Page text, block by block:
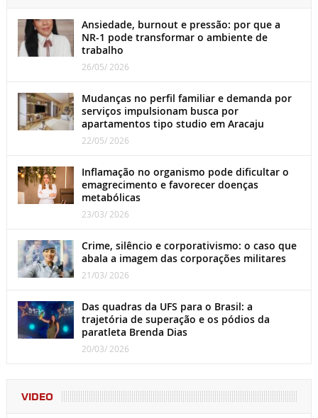
Ansiedade, burnout e pressão: por que a
NR-1 pode transformar o ambiente de
trabalho
26/05/ 2026
Mudanças no perfil familiar e demanda por
serviços impulsionam busca por
apartamentos tipo studio em Aracaju
22/05/ 2026
Inflamação no organismo pode dificultar o
emagrecimento e favorecer doenças
metabólicas
23/03/ 2026
Crime, silêncio e corporativismo: o caso que
abala a imagem das corporações militares
21/03/ 2026
Das quadras da UFS para o Brasil: a
trajetória de superação e os pódios da
paratleta Brenda Dias
20/03/ 2026
VIDEO